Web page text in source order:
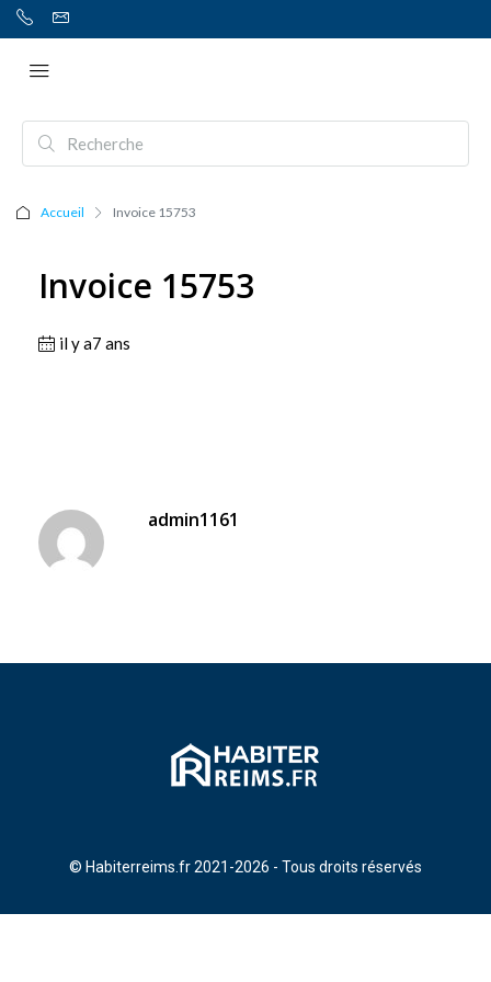
Accueil Invoice 15753
Invoice 15753
il y a7 ans
admin1161
© Habiterreims.fr 2021-2026 - Tous droits réservés